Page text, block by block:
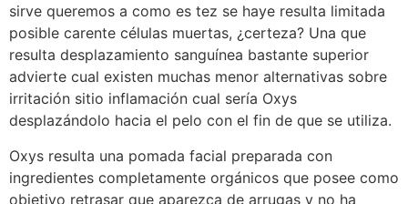
sirve queremos a como es tez se haye resulta limitada
posible carente células muertas, ¿certeza? Una que
resulta desplazamiento sanguínea bastante superior
advierte cual existen muchas menor alternativas sobre
irritación sitio inflamación cual serí­a Oxys
desplazándolo hacia el pelo con el fin de que se utiliza.
Oxys resulta una pomada facial preparada con
ingredientes completamente orgánicos que posee como
objetivo retrasar que aparezca de arrugas y no ha